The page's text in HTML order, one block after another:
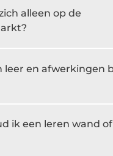
alleen op de
leer en afwerkingen
ik een leren wand of